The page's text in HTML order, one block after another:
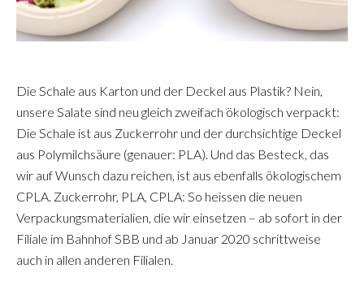
Die Schale aus Karton und der Deckel aus Plastik? Nein,
unsere Salate sind neu gleich zweifach ökologisch verpackt:
Die Schale ist aus Zuckerrohr und der durchsichtige Deckel
aus Polymilchsäure (genauer: PLA). Und das Besteck, das
wir auf Wunsch dazu reichen, ist aus ebenfalls ökologischem
CPLA. Zuckerrohr, PLA, CPLA: So heissen die neuen
Verpackungsmaterialien, die wir einsetzen – ab sofort in der
Filiale im Bahnhof SBB und ab Januar 2020 schrittweise
auch in allen anderen Filialen.